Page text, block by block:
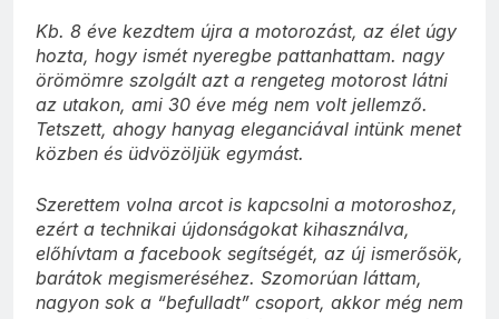
Kb. 8 éve kezdtem újra a motorozást, az élet úgy
hozta, hogy ismét nyeregbe pattanhattam. nagy
örömömre szolgált azt a rengeteg motorost látni
az utakon, ami 30 éve még nem volt jellemző.
Tetszett, ahogy hanyag eleganciával intünk menet
közben és üdvözöljük egymást.
Szerettem volna arcot is kapcsolni a motoroshoz,
ezért a technikai újdonságokat kihasználva,
előhívtam a facebook segítségét, az új ismerősök,
barátok megismeréséhez. Szomorúan láttam,
nagyon sok a “befulladt” csoport, akkor még nem